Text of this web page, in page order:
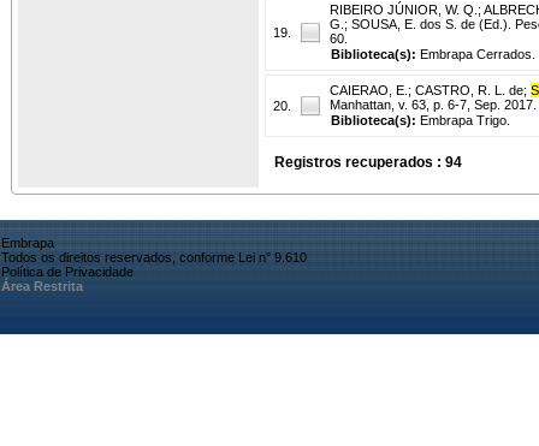
19.
RIBEIRO JÚNIOR, W. Q. ;
G.; SOUSA, E. dos S. de (Ed.).
60.
Biblioteca(s): Embrapa Cerrados.
20.
CAIERAO, E. ; CASTRO, R. L. de;
Manhattan, v. 63, p. 6-7, Sep. 2017.
Biblioteca(s): Embrapa Trigo.
Registros recuperados : 94
Embrapa
Todos os direitos reservados, conforme Lei n° 9.610
Política de Privacidade
Área Restrita